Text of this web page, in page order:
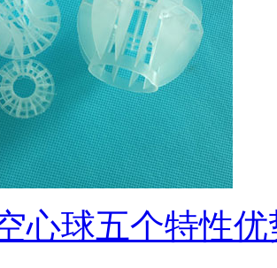
心球五个特性